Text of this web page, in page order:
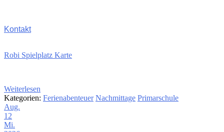
Kontakt
Robi Spielplatz Karte
Weiterlesen
Kategorien: Ferienabenteuer Nachmittage Primarschule
Aug.
12
Mi.